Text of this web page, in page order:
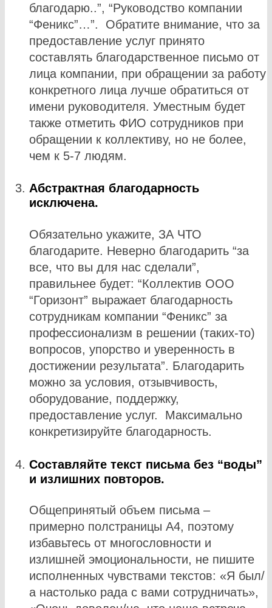
благодарю..”, “Руководство компании
“Феникс”…”. Обратите внимание, что за
предоставление услуг принято
составлять благодарственное письмо от
лица компании, при обращении за работу
конкретного лица лучше обратиться от
имени руководителя. Уместным будет
также отметить ФИО сотрудников при
обращении к коллективу, но не более,
чем к 5-7 людям.
Абстрактная благодарность
исключена.
Обязательно укажите, ЗА ЧТО
благодарите. Неверно благодарить “за
все, что вы для нас сделали”,
правильнее будет: “Коллектив ООО
“Горизонт” выражает благодарность
сотрудникам компании “Феникс” за
профессионализм в решении (таких-то)
вопросов, упорство и уверенность в
достижении результата”. Благодарить
можно за условия, отзывчивость,
оборудование, поддержку,
предоставление услуг. Максимально
конкретизируйте благодарность.
Составляйте текст письма без “воды”
и излишних повторов.
Общепринятый объем письма –
примерно полстраницы А4, поэтому
избавьтесь от многословности и
излишней эмоциональности, не пишите
исполненных чувствами текстов: «Я был/
а настолько рада с вами сотрудничать»,